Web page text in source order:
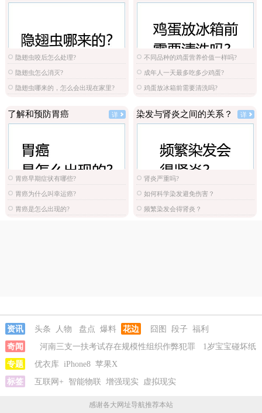
隐翅虫咬后怎么处理?
隐翅虫怎么消灭?
隐翅虫哪来的，怎么会出现在家里?
不同品种的鸡蛋营养价值一样吗?
成年人一天最多吃多少鸡蛋?
鸡蛋放冰箱前需要清洗吗?
了解和预防胃癌 详
胃癌早期症状有哪些?
胃癌为什么叫幸运癌?
胃癌是怎么出现的?
染发与肾炎之间的关系？ 详
肾炎严重吗?
如何科学染发避免伤害？
频繁染发会得肾炎？
资讯 头条 人物 盘点 爆料 花边 囧图 段子 福利
奇闻
河南三支一扶考试存在规模性组织作弊犯罪
1岁宝宝碰坏纸
巾盒三亚酒店索赔924元
专题 优衣库 iPhone8 苹果X
标签
互联网+ 智能物联 增强现实 虚拟现实
感谢各大网址导航推荐本站